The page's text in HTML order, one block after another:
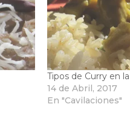
Tipos de Curry en
14 de Abril, 2017
En "Cavilaciones"